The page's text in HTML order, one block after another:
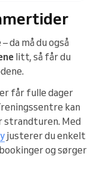
da må du også
litt, så får du
får fulle dager
kan
Med
justerer du enkelt
og sørger